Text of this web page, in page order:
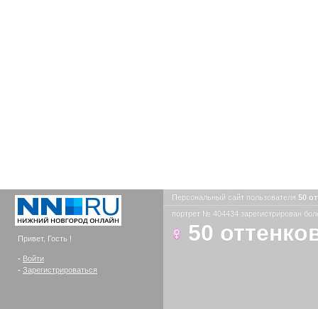
Привет, Гость !
- Войти
- Зарегистрироваться
Персональный сайт пользователя 50
портрет № 404434 зарегистрирован
50